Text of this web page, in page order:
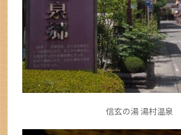
信玄の湯 湯村温泉